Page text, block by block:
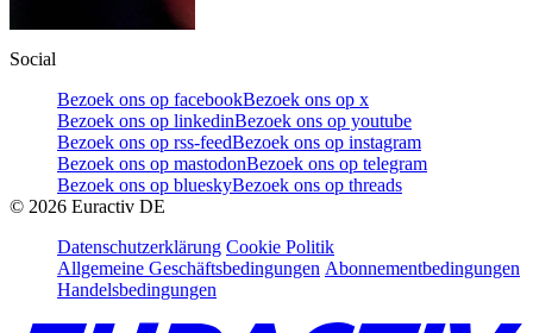
Social
Bezoek ons op facebookBezoek ons op x
Bezoek ons op linkedinBezoek ons op youtube
Bezoek ons op rss-feedBezoek ons op instagram
Bezoek ons op mastodonBezoek ons op telegram
Bezoek ons op blueskyBezoek ons op threads
© 2026 Euractiv DE
Datenschutzerklärung Cookie Politik
Allgemeine Geschäftsbedingungen Abonnementbedingungen
Handelsbedingungen